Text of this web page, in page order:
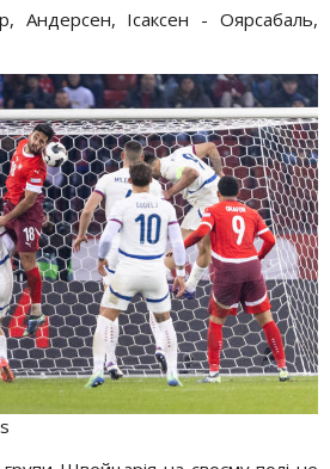
Андерсен, Ісаксен - Оярсабаль,